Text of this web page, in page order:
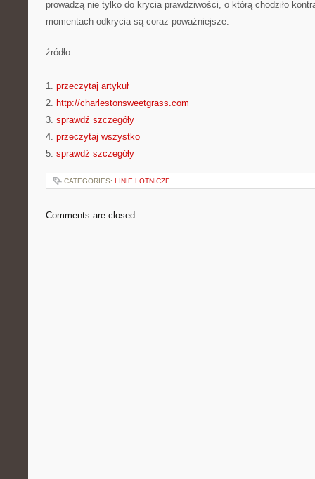
prowadzą nie tylko do krycia prawdziwości, o którą chodziło
momentach odkrycia są coraz poważniejsze.
źródło:
———————————
1. przeczytaj artykuł
2. http://charlestonsweetgrass.com
3. sprawdź szczegóły
4. przeczytaj wszystko
5. sprawdź szczegóły
CATEGORIES: LINIE LOTNICZE
Comments are closed.